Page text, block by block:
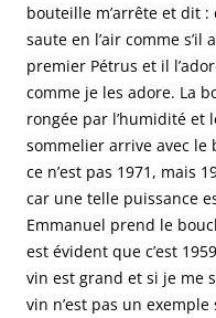
bouteille m’arrête et dit :
saute en l’air comme s’il
premier Pétrus et il
comme je les adore. La
rongée par l’humidité et
sommelier arrive avec le
ce n’est pas 1971, mais
car une telle puissance
Emmanuel prend le
est évident que c’est
vin est grand et si je me
vin n’est pas un